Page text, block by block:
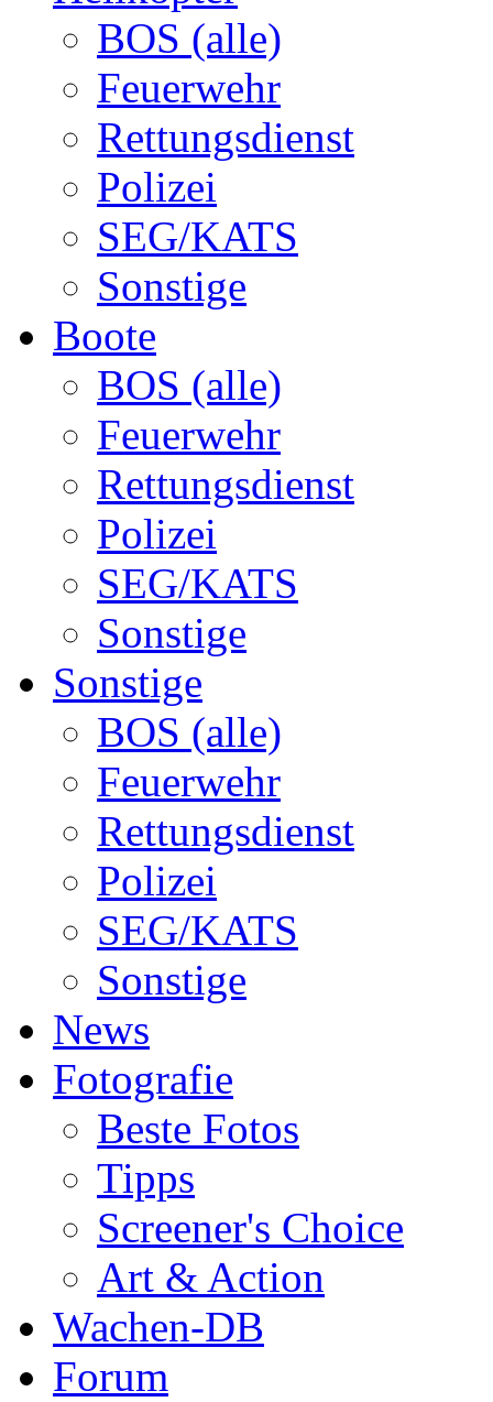
BOS (alle)
Feuerwehr
Rettungsdienst
Polizei
SEG/KATS
Sonstige
Boote
BOS (alle)
Feuerwehr
Rettungsdienst
Polizei
SEG/KATS
Sonstige
Sonstige
BOS (alle)
Feuerwehr
Rettungsdienst
Polizei
SEG/KATS
Sonstige
News
Fotografie
Beste Fotos
Tipps
Screener's Choice
Art & Action
Wachen-DB
Forum